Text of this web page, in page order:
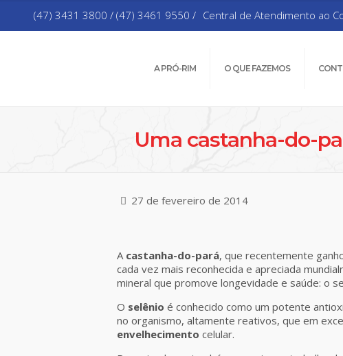
(47) 3431 3800 / (47) 3461 9550 / Central de Atendimento ao
A PRÓ-RIM O QUE FAZEMOS
Uma castanha-do-
27 de fevereiro de 2014
A castanha-do-pará, que recentemente
cada vez mais reconhecida e apreciada
mineral que promove longevidade e saúde: o
O selênio é conhecido como um potente
no organismo, altamente reativos, que em
envelhecimentocelular.